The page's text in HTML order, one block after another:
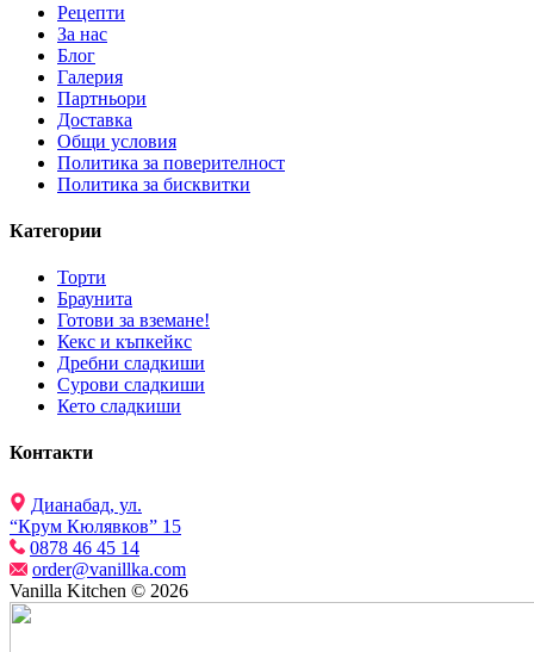
Рецепти
За нас
Блог
Галерия
Партньори
Доставка
Общи условия
Политика за поверителност
Политика за бисквитки
Категории
Торти
Браунита
Готови за вземане!
Кекс и къпкейкс
Дребни сладкиши
Сурови сладкиши
Кето сладкиши
Контакти
Дианабад, ул.
“Крум Кюлявков” 15
0878 46 45 14
order@vanillka.com
Vanilla Kitchen © 2026